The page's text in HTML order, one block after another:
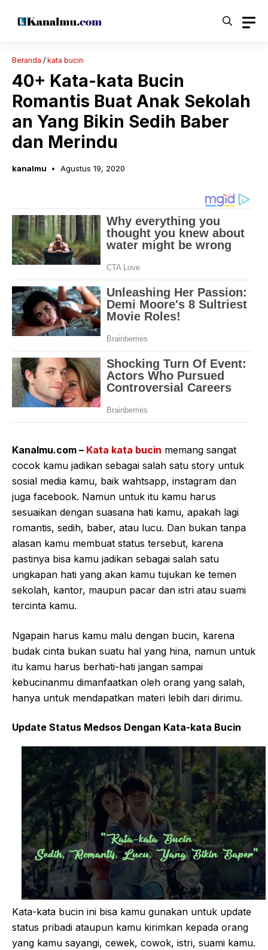
Beranda / kata bucin
40+ Kata-kata Bucin
Romantis Buat Anak Sekolah
an Yang Bikin Sedih Baber
dan Merindu
kanalmu Agustus 19, 2020
Kanalmu.com – Kata kata bucin memang sangat
cocok kamu jadikan sebagai salah satu story untuk
sosial media kamu, baik wahtsapp, instagram dan
juga facebook. Namun untuk itu kamu harus
sesuaikan dengan suasana hati kamu, apakah lagi
romantis, sedih, baber, atau lucu. Dan bukan tanpa
alasan kamu membuat status tersebut, karena
pastinya bisa kamu jadikan sebagai salah satu
ungkapan hati yang akan kamu tujukan ke temen
sekolah, kantor, maupun pacar dan istri atau suami
tercinta kamu.
Ngapain harus kamu malu dengan bucin, karena
budak cinta bukan suatu hal yang hina, namun untuk
itu kamu harus berhati-hati jangan sampai
kebucinanmu dimanfaatkan oleh orang yang salah,
hanya untuk mendapatkan materi lebih dari dirimu.
Update Status Medsos Dengan Kata-kata Bucin
Kata-kata bucin ini bisa kamu gunakan untuk update
status pribadi ataupun kamu kirimkan kepada orang
yang kamu sayangi, cewek, cowok, istri, suami kamu.